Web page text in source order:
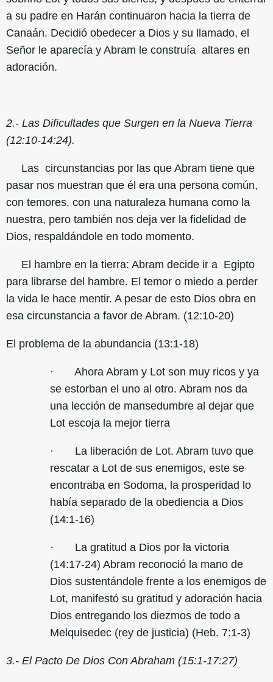
a su padre en Harán continuaron hacia la tierra de
Canaán. Decidió obedecer a Dios y su llamado, el
Señor le aparecía y Abram le construía altares en
adoración.
2.- Las Dificultades que Surgen en la Nueva Tierra
(12:10-14:24).
Las circunstancias por las que Abram tiene que
pasar nos muestran que él era una persona común,
con temores, con una naturaleza humana como la
nuestra, pero también nos deja ver la fidelidad de
Dios, respaldándole en todo momento.
El hambre en la tierra: Abram decide ir a Egipto
para librarse del hambre. El temor o miedo a perder
la vida le hace mentir. A pesar de esto Dios obra en
esa circunstancia a favor de Abram. (12:10-20)
El problema de la abundancia (13:1-18)
· Ahora Abram y Lot son muy ricos y ya
se estorban el uno al otro. Abram nos da
una lección de mansedumbre al dejar que
Lot escoja la mejor tierra
· La liberación de Lot. Abram tuvo que
rescatar a Lot de sus enemigos, este se
encontraba en Sodoma, la prosperidad lo
había separado de la obediencia a Dios
(14:1-16)
· La gratitud a Dios por la victoria
(14:17-24) Abram reconoció la mano de
Dios sustentándole frente a los enemigos de
Lot, manifestó su gratitud y adoración hacia
Dios entregando los diezmos de todo a
Melquisedec (rey de justicia) (Heb. 7:1-3)
3.- El Pacto De Dios Con Abraham (15:1-17:27)